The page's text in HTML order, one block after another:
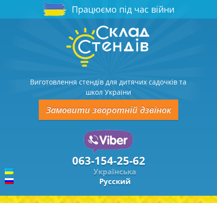
Працюємо під час війни
Виготовлення стендів для дитячих садочків та
школ України
Замовити зворотній дзвінок
063-154-25-62
Українська
Русский